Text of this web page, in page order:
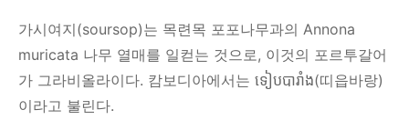
가시여지(soursop)는 목련목 포포나무과의 Annona
muricata 나무 열매를 일컫는 것으로, 이것의 포르투갈어
가 그라비올라이다. 캄보디아에서는 ទៀបបារាំង(띠읍바랑)
이라고 불린다.